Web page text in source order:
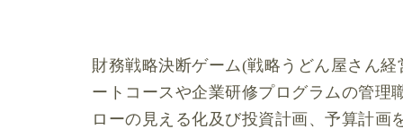
財務戦略決断ゲーム(戦略うどん屋さん
ートコースや企業研修プログラムの管理
ローの見える化及び投資計画、予算計画